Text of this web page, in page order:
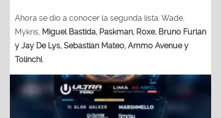
Ahora se dio a conocer la segunda lista: Wade,
Mykris, Miguel Bastida, Paskman, Roxe, Bruno Furlan
y Jay De Lys, Sebastian Mateo, Ammo Avenue y
Tolinchi.